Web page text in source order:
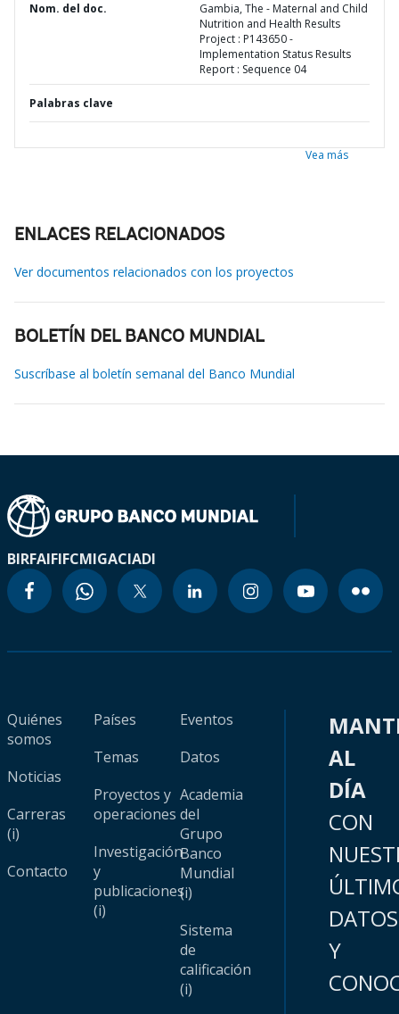
Nom. del doc.
Gambia, The - Maternal and Child
Nutrition and Health Results
Project : P143650 -
Implementation Status Results
Report : Sequence 04
Palabras clave
Vea más
ENLACES RELACIONADOS
Ver documentos relacionados con los proyectos
BOLETÍN DEL BANCO MUNDIAL
Suscríbase al boletín semanal del Banco Mundial
BIRFAIFIFCMIGACIADI
Quiénes
somos
Noticias
Carreras
(i)
Contacto
Países
Temas
Proyectos y
operaciones
Investigación
y
publicaciones
(i)
Eventos
Datos
Academia
del
Grupo
Banco
Mundial
(i)
Sistema
de
calificación
(i)
AL
DÍA
CON
DATOS
Y